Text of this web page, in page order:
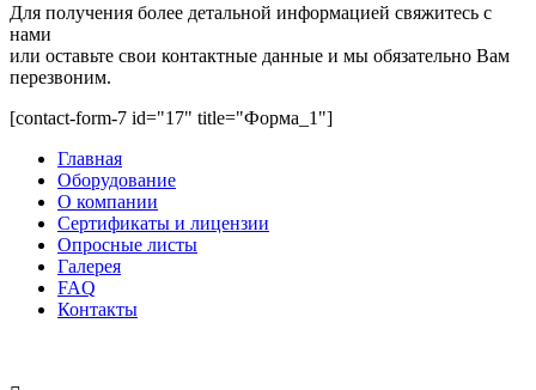
Для получения более детальной информацией свяжитесь с
нами
или оставьте свои контактные данные и мы обязательно Вам
перезвоним.
[contact-form-7 id="17" title="Форма_1"]
Главная
Оборудование
О компании
Сертификаты и лицензии
Опросные листы
Галерея
FAQ
Контакты